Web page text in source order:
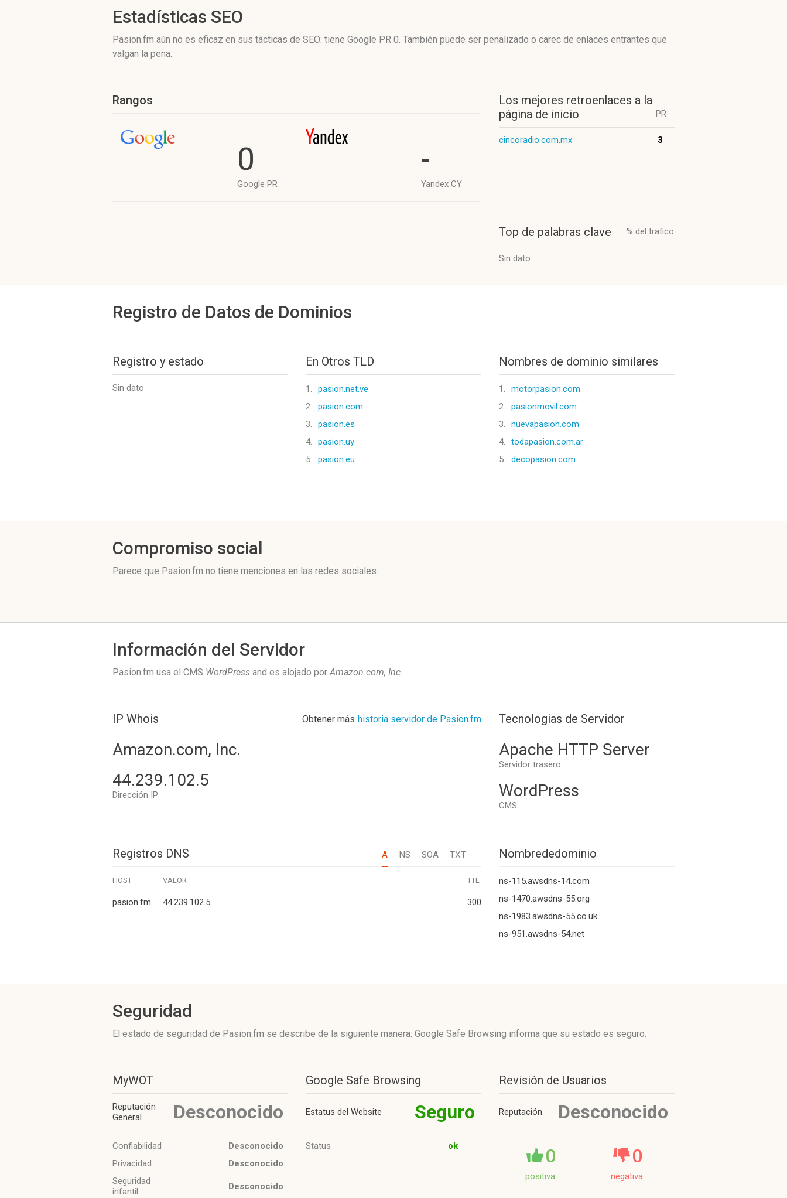
Estadísticas SEO
Pasion.fm aún no es eficaz en sus tácticas de SEO: tiene Google PR 0. También puede ser penalizado o carec de enlaces entrantes que
valgan la pena.
Rangos
0
Google PR
-
Yandex CY
Los mejores retroenlaces a la
página de inicio
PR
cincoradio.com.mx 3
Top de palabras clave % del trafico
Sin dato
Registro de Datos de Dominios
Registro y estado
Sin dato
En Otros TLD
1.
pasion.net.ve
2.
pasion.com
3.
pasion.es
4.
pasion.uy
5.
pasion.eu
Nombres de dominio similares
1.
motorpasion.com
2.
pasionmovil.com
3.
nuevapasion.com
4.
todapasion.com.ar
5.
decopasion.com
Compromiso social
Parece que Pasion.fm no tiene menciones en las redes sociales.
Información del Servidor
Pasion.fm usa el CMS WordPress and es alojado porAmazon.com, Inc.
IP Whois Obtener más historia servidor de Pasion.fm
Amazon.com, Inc.
44.239.102.5
Dirección IP
Tecnologias de Servidor
Apache HTTP Server
Servidor trasero
WordPress
CMS
Registros DNS A NS SOA TXT Nombrededominio
ns-115.awsdns-14.com
ns-1470.awsdns-55.org
ns-1983.awsdns-55.co.uk
ns-951.awsdns-54.net
HOST VALOR TTL
pasion.fm 44.239.102.5 300
Seguridad
El estado de seguridad de Pasion.fm se describe de la siguiente manera: Google Safe Browsing informa que su estado es seguro.
MyWOT
Reputación
General
Desconocido
Confiabilidad
Desconocido
Privacidad
Desconocido
Seguridad
infantil
Desconocido
Google Safe Browsing
Estatus del Website Seguro
Status ok
Revisión de Usuarios
Reputación
Desconocido
0
positiva
0
negativa